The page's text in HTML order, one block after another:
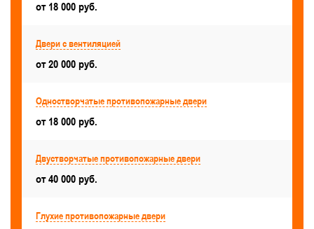
Для складских помещений Для серверной
Противопожарные двери с МДФ-панелями
Большие Для ангара
от 18 000 руб.
Двери с вентиляцией
от 20 000 руб.
Одностворчатые противопожарные двери
от 18 000 руб.
Двустворчатые противопожарные двери
от 40 000 руб.
Глухие противопожарные двери